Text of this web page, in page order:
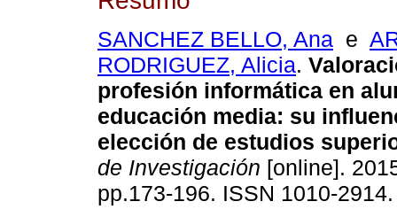
SANCHEZ BELLO, Ana e
RODRIGUEZ, Alicia.
profesión informática en
educación media: su
elección de estudios
de Investigación [online].
pp.173-196. ISSN 1010-2914.